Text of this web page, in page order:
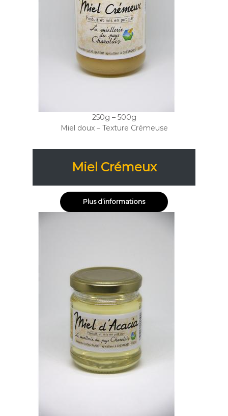
250g – 500g
Miel doux – Texture Crémeuse
Miel Crémeux
Plus d’informations